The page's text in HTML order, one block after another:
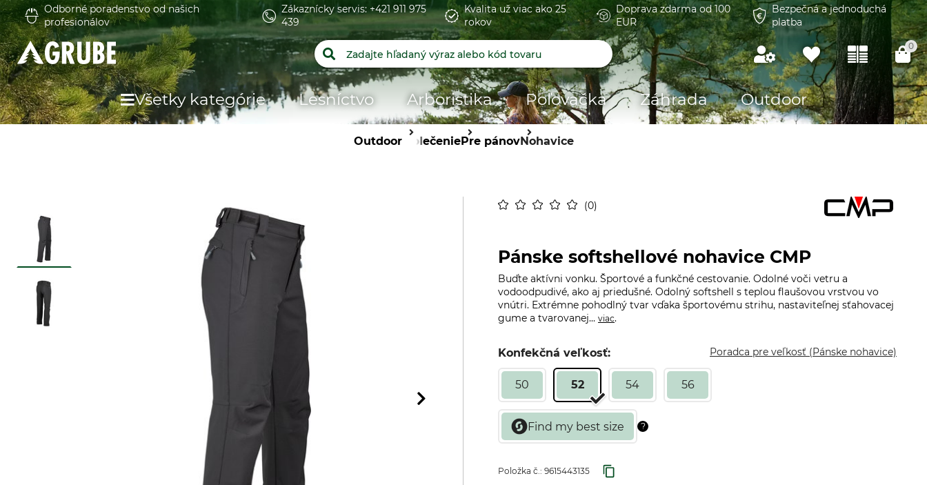
Odborné poradenstvo od našich
profesionálov
Zákaznícky servis: +421 911 975
439
Kvalita už viac ako 25
rokov
Doprava zdarma od 100
EUR
Bezpečná a jednoduchá
platba
0
Všetky kategórie Lesníctvo Arboristika Poľovačka Záhrada Outdoor
OutdoorOblečeniePre pánovNohavice
0
Pánske softshellové nohavice CMP
Buďte aktívni vonku. Športové a funkčné cestovanie. Odolné voči vetru a
vodoodpudivé, ako aj priedušné. Odolný softshell s teplou flaušovou vrstvou vo
vnútri. Extrémne pohodlný tvar vďaka športovému strihu, nastaviteľnej sťahovacej
gume a tvarovanej... viac.
Konfekčná veľkosť: Poradca pre veľkosť (Pánske nohavice)
50 52 54 56
Položka č.: 9615443135